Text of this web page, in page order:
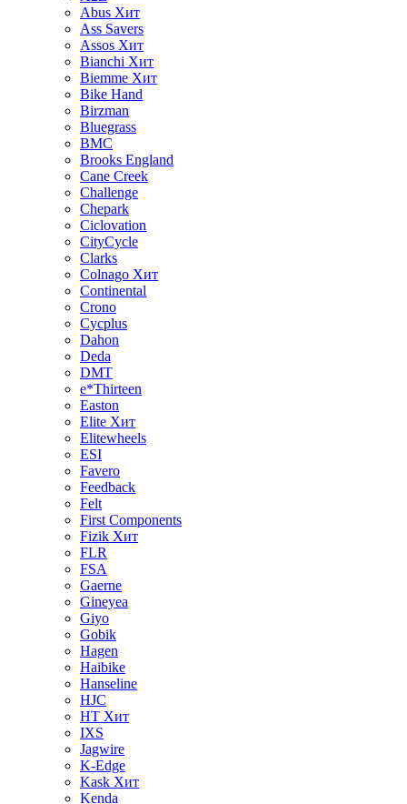
Abus Хит
Ass Savers
Assos Хит
Bianchi Хит
Biemme Хит
Bike Hand
Birzman
Bluegrass
BMC
Brooks England
Cane Creek
Challenge
Chepark
Ciclovation
CityCycle
Clarks
Colnago Хит
Continental
Crono
Cycplus
Dahon
Deda
DMT
e*Thirteen
Easton
Elite Хит
Elitewheels
ESI
Favero
Feedback
Felt
First Components
Fizik Хит
FLR
FSA
Gaerne
Gineyea
Giyo
Gobik
Hagen
Haibike
Hanseline
HJC
HT Хит
IXS
Jagwire
K-Edge
Kask Хит
Kenda